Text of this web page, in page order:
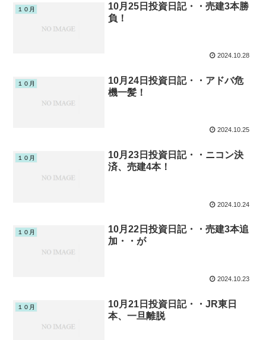
１０月
10月25日投資日記・・売建3本勝
負！
2024.10.28
１０月
10月24日投資日記・・アドバ危
機一髪！
2024.10.25
１０月
10月23日投資日記・・ニコン決
済、売建4本！
2024.10.24
１０月
10月22日投資日記・・売建3本追
加・・が
2024.10.23
１０月
10月21日投資日記・・JR東日
本、一旦離脱